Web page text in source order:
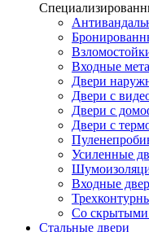
Входные
Двери
Двери с
Двери с
Двери с
Усиленные
Входные
Со скрытыми
Стальные двери